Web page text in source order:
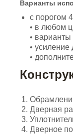
Варианты
с порогом
• в любом
•
•
•
Дверная
Дверное